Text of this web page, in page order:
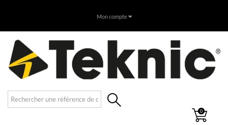
Mon compte
0